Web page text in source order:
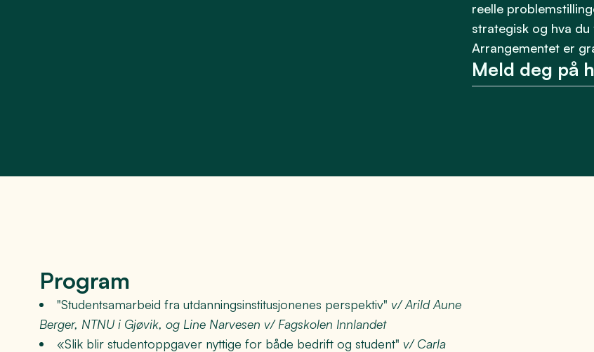
reelle
strategisk og hva
Arrangementet er
Meld deg på
Program
"Studentsamarbeid fra utdanningsinstitusjonenes perspektiv" v/ Arild Aune
Berger, NTNU i Gjøvik, og Line Narvesen v/ Fagskolen Innlandet
«Slik blir studentoppgaver nyttige for både bedrift og student" v/ Carla